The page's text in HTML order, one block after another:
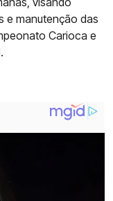
e manutenção das
Carioca e